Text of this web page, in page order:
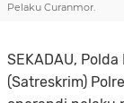
Pelaku Curanmor.
SEKADAU,
(Satreskrim)